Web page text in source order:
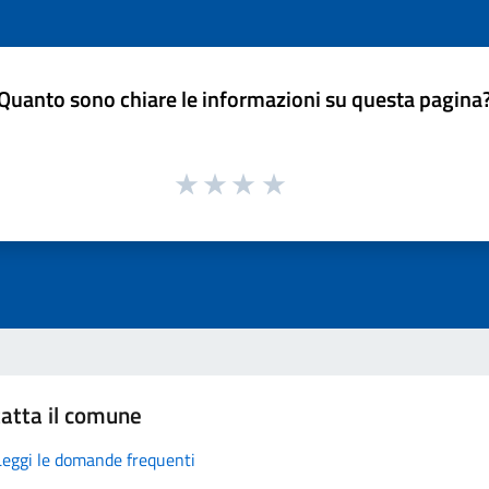
sono chiare le informazioni su questa
il comune
le domande frequenti